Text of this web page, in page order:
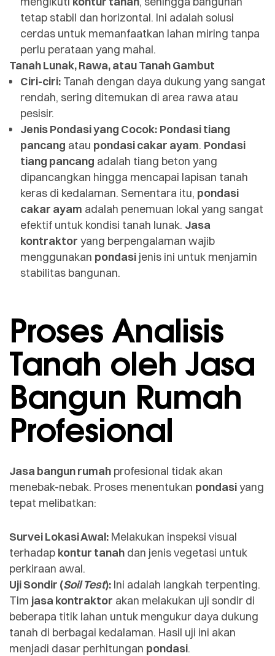
tetap stabil dan horizontal. Ini adalah solusi
cerdas untuk memanfaatkan lahan miring tanpa
perlu perataan yang mahal.
Tanah Lunak, Rawa, atau Tanah Gambut
Ciri-ciri: Tanah dengan daya dukung yang sangat
rendah, sering ditemukan di area rawa atau
pesisir.
Jenis Pondasi yang Cocok: Pondasi tiang
pancang atau pondasi cakar ayam. Pondasi
tiang pancang adalah tiang beton yang
dipancangkan hingga mencapai lapisan tanah
keras di kedalaman. Sementara itu, pondasi
cakar ayam adalah penemuan lokal yang sangat
efektif untuk kondisi tanah lunak. Jasa
kontraktor yang berpengalaman wajib
menggunakan pondasi jenis ini untuk menjamin
stabilitas bangunan.
Proses Analisis
Tanah oleh Jasa
Bangun Rumah
Profesional
Jasa bangun rumah profesional tidak akan
menebak-nebak. Proses menentukan pondasiyang
tepat melibatkan:
Survei Lokasi Awal: Melakukan inspeksi visual
terhadap kontur tanah dan jenis vegetasi untuk
perkiraan awal.
Uji Sondir (Soil Test): Ini adalah langkah terpenting.
Tim jasa kontraktor akan melakukan uji sondir di
beberapa titik lahan untuk mengukur daya dukung
tanah di berbagai kedalaman. Hasil uji ini akan
menjadi dasar perhitungan pondasi.